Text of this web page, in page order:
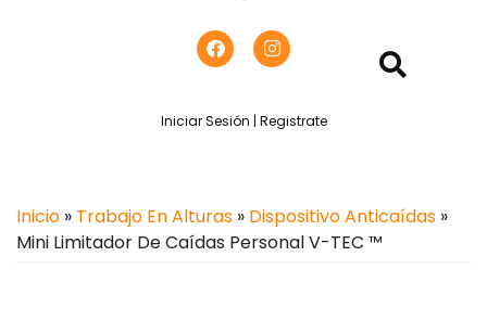
Iniciar Sesión | Registrate
Inicio » Trabajo En Alturas » Dispositivo Anticaídas »
Mini Limitador De Caídas Personal V-TEC ™